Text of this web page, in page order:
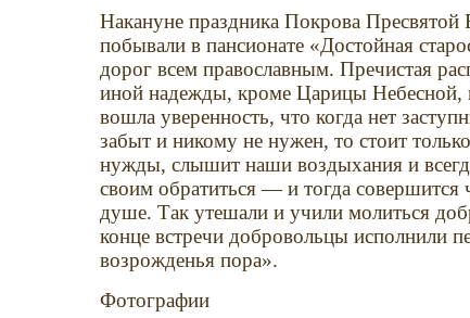
Накануне праздника Покрова
побывали в пансионате «Достойная
дорог всем православным. Пречистая
иной надежды, кроме Царицы Небесной,
вошла уверенность, что когда нет
забыт и никому не нужен, то стоит
нужды, слышит наши воздыхания и
своим обратиться — и тогда совершится
душе. Так утешали и учили молиться
конце встречи добровольцы исполнили
возрожденья пора».
Фотографии